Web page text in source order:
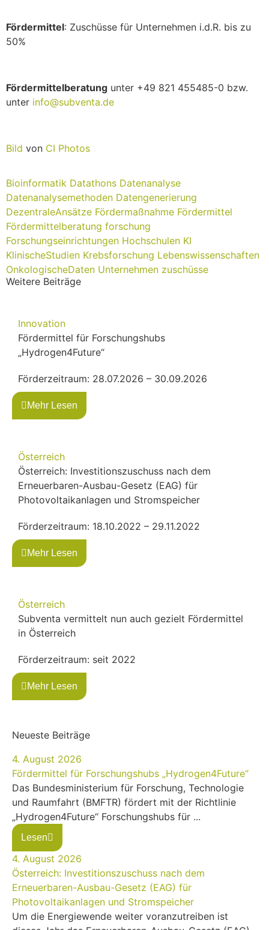
Fördermittel: Zuschüsse für Unternehmen i.d.R. bis zu
50%
Fördermittelberatung unter +49 821 455485-0 bzw.
unter info@subventa.de
Bild von CI Photos
Bioinformatik Datathons Datenanalyse
Datenanalysemethoden Datengenerierung
DezentraleAnsätze Fördermaßnahme Fördermittel
Fördermittelberatung forschung
Forschungseinrichtungen Hochschulen KI
KlinischeStudien Krebsforschung Lebenswissenschaften
OnkologischeDaten Unternehmen zuschüsse
Weitere Beiträge
Innovation
Fördermittel für Forschungshubs
„Hydrogen4Future“
Förderzeitraum: 28.07.2026 – 30.09.2026
Mehr Lesen
Österreich
Österreich: Investitionszuschuss nach dem
Erneuerbaren-Ausbau-Gesetz (EAG) für
Photovoltaikanlagen und Stromspeicher
Förderzeitraum: 18.10.2022 – 29.11.2022
Mehr Lesen
Österreich
Subventa vermittelt nun auch gezielt Fördermittel
in Österreich
Förderzeitraum: seit 2022
Mehr Lesen
Neueste Beiträge
4. August 2026
Fördermittel für Forschungshubs „Hydrogen4Future“
Das Bundesministerium für Forschung, Technologie
und Raumfahrt (BMFTR) fördert mit der Richtlinie
„Hydrogen4Future“ Forschungshubs für ...
Lesen
4. August 2026
Österreich: Investitionszuschuss nach dem
Erneuerbaren-Ausbau-Gesetz (EAG) für
Photovoltaikanlagen und Stromspeicher
Um die Energiewende weiter voranzutreiben ist